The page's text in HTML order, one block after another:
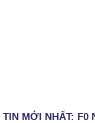
TIN MỚI NHẤT: F0